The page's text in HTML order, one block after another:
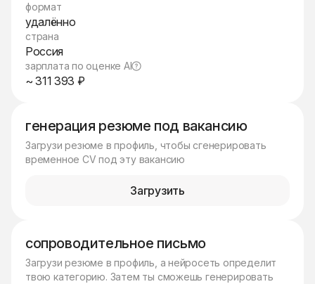
генерация резюме под вакансию
Загрузи резюме в профиль, чтобы сгенерировать
временное CV под эту вакансию
Загрузить
сопроводительное письмо
Загрузи резюме в профиль, а нейросеть определит
твою категорию. Затем ты сможешь генерировать
формат
удалённо
страна
Россия
зарплата по оценке AI
~ 311 393 ₽